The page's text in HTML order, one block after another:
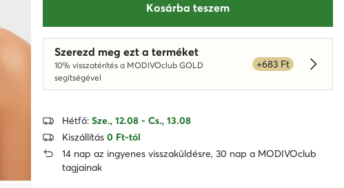
Kosárba teszem
Szerezd meg ezt a terméket
10% visszatérítés a MODIVOclub GOLD
segítségével
+683 Ft
Hétfő: Sze., 12.08 - Cs., 13.08
Kiszállítás 0 Ft-tól
14 nap az ingyenes visszaküldésre, 30 nap a MODIVOclub
tagjainak